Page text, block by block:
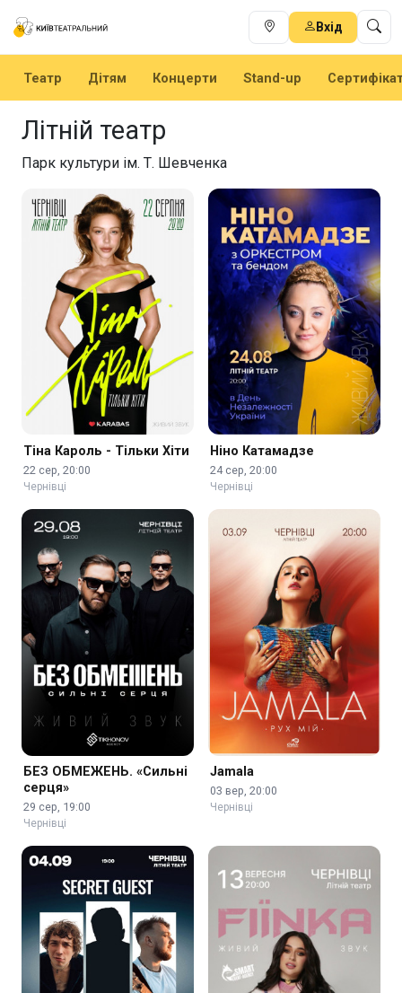
Вхід
Театр Дітям Концерти Stand-up
Літній театр
Парк культури ім. Т. Шевченка
Тіна Кароль - Тільки Хіти
22 сер, 20:00
Чернівці
Ніно Катамадзе
24 сер, 20:00
Чернівці
БЕЗ ОБМЕЖЕНЬ. «Сильні
серця»
29 сер, 19:00
Чернівці
Jamala
03 вер, 20:00
Чернівці